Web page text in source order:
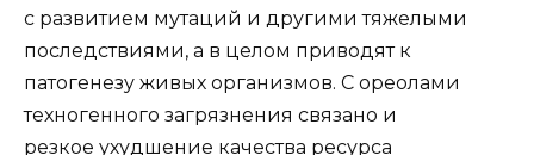
с развитием мутаций и другими тяжелыми
последствиями, а в целом приводят к
патогенезу живых организмов. С ореолами
техногенного загрязнения связано и
резкое ухудшение качества ресур­са